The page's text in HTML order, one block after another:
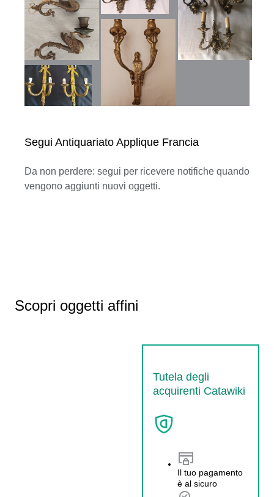
Segui Antiquariato Applique Francia
Da non perdere: segui per ricevere notifiche quando
vengono aggiunti nuovi oggetti.
Scopri oggetti affini
Tutela degli
acquirenti Catawiki
Il tuo pagamento
è al sicuro